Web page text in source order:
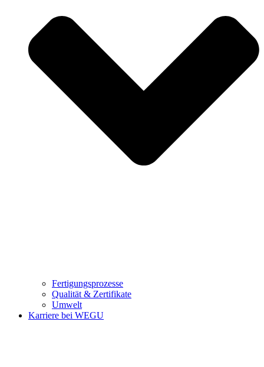
Fertigungsprozesse
Qualität & Zertifikate
Umwelt
Karriere bei WEGU